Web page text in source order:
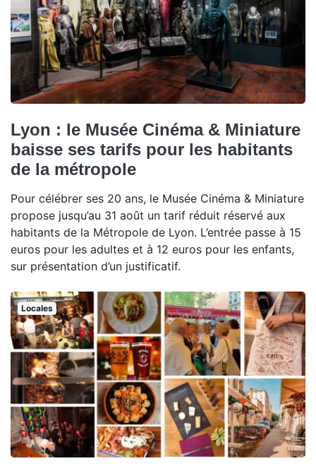
Lyon : le Musée Cinéma & Miniature
baisse ses tarifs pour les habitants
de la métropole
Pour célébrer ses 20 ans, le Musée Cinéma & Miniature
propose jusqu’au 31 août un tarif réduit réservé aux
habitants de la Métropole de Lyon. L’entrée passe à 15
euros pour les adultes et à 12 euros pour les enfants,
sur présentation d’un justificatif.
Locales